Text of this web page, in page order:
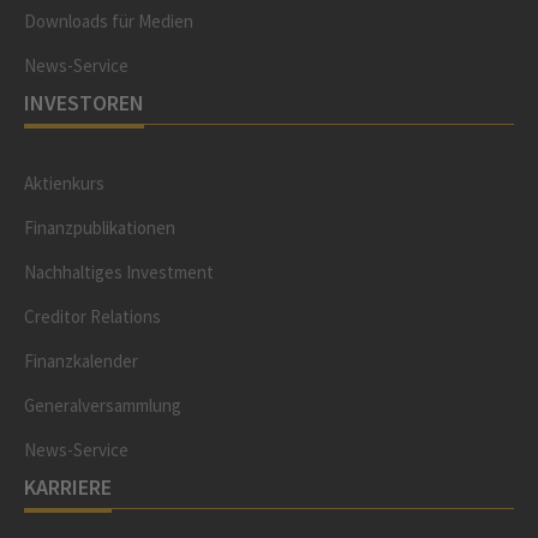
Downloads für Medien
News-Service
INVESTOREN
Aktienkurs
Finanzpublikationen
Nachhaltiges Investment
Creditor Relations
Finanzkalender
Generalversammlung
News-Service
KARRIERE